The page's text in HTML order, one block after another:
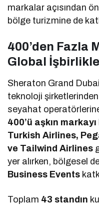
markalar açısından
bölge turizmine de
400’den Fazla
Global
Sheraton Grand
teknoloji
seyahat
400’ü aşkın markayı
Turkish Airlines,
ve Tailwind Airlines
yer alırken, bölgesel
Business Events
Toplam 43 standın